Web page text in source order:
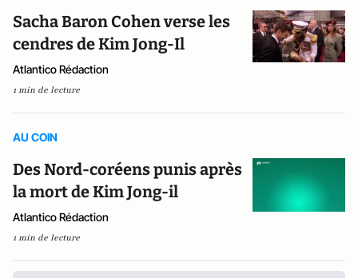
Sacha Baron Cohen verse les
cendres de Kim Jong-Il
Atlantico Rédaction
1 min de lecture
AU COIN
Des Nord-coréens punis après
la mort de Kim Jong-il
Atlantico Rédaction
1 min de lecture